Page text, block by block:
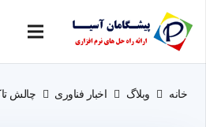
خانه وبلاگ اخبار فناوری چالش